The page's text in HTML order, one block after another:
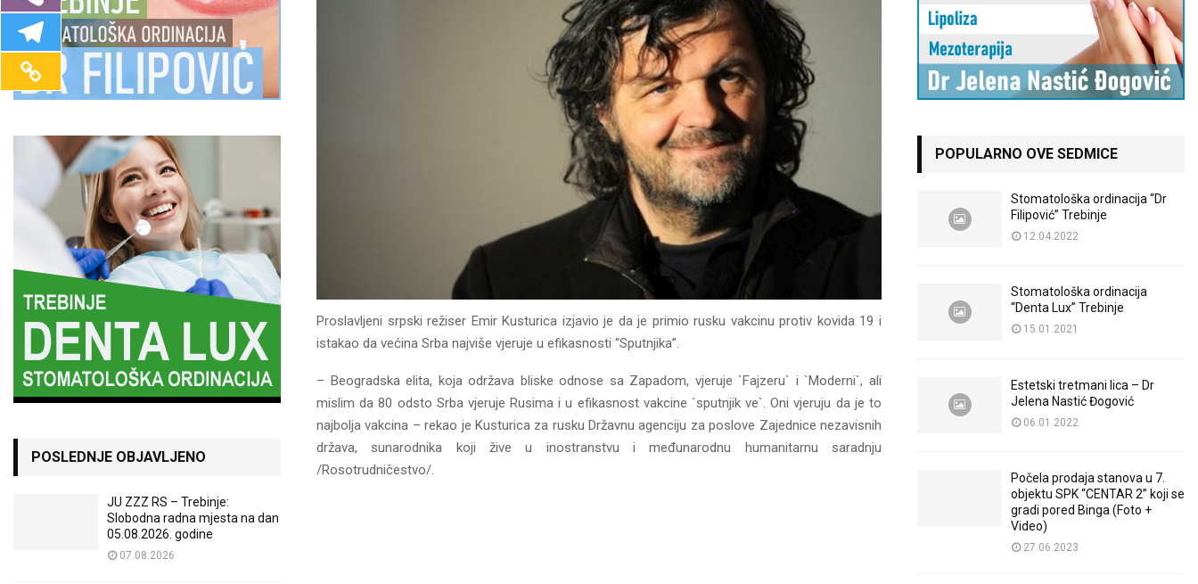
Proslavljeni srpski režiser Emir Kusturica izjavio je da je primio rusku vakcinu protiv kovida 19 i
istakao da većina Srba najviše vjeruje u efikasnosti “Sputnjika”.
– Beogradska elita, koja održava bliske odnose sa Zapadom, vjeruje `Fajzeru` i `Moderni`, ali
mislim da 80 odsto Srba vjeruje Rusima i u efikasnost vakcine `sputnjik ve`. Oni vjeruju da je to
najbolja vakcina – rekao je Kusturica za rusku Državnu agenciju za poslove Zajednice nezavisnih
država, sunarodnika koji žive u inostranstvu i međunarodnu humanitarnu saradnju
/Rosotrudničestvo/.
POSLEDNJE OBJAVLJENO
JU ZZZ RS – Trebinje:
Slobodna radna mjesta na dan
05.08.2026. godine
07.08.2026
POPULARNO OVE SEDMICE
Stomatološka ordinacija “Dr
Filipović” Trebinje
12.04.2022
Stomatološka ordinacija
“Denta Lux” Trebinje
15.01.2021
Estetski tretmani lica – Dr
Jelena Nastić Đogović
06.01.2022
Počela prodaja stanova u 7.
objektu SPK “CENTAR 2” koji se
gradi pored Binga (Foto +
Video)
27.06.2023